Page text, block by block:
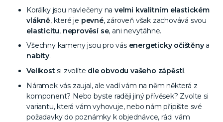
Korálky jsou navlečeny na velmi kvalitním elastickém
vlákně, které je pevné, zároveň však zachovává svou
elasticitu, neprověsí se, ani nevytáhne.
Všechny kameny jsou pro vás energeticky očištěnya
nabity.
Velikostsi zvolíte dle obvodu vašeho zápěstí.
Náramek vás zaujal, ale vadí vám na něm některá z
komponent? Nebo byste raději jiný přívěsek? Zvolte si
variantu, která vám vyhovuje, nebo nám připište své
požadavky do poznámky k objednávce, rádi vám